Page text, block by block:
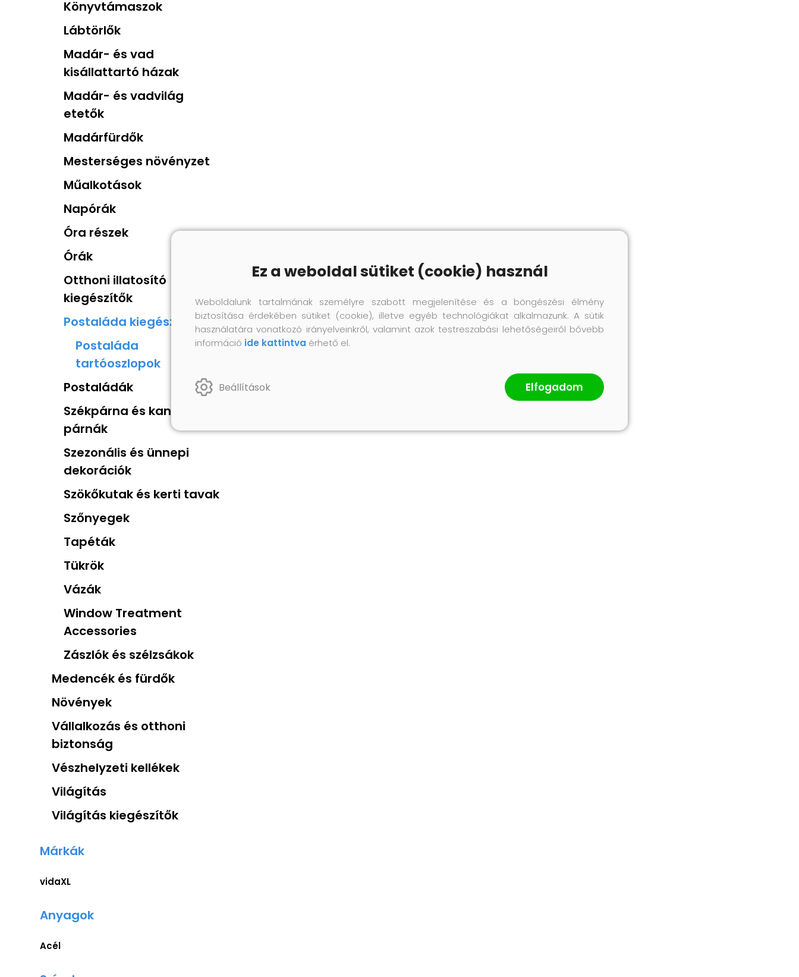
Könyvtámaszok
Lábtörlők
Madár- és vad
kisállattartó házak
Madár- és vadvilág
etetők
Madárfürdők
Mesterséges növényzet
Műalkotások
Napórák
Óra részek
Órák
Otthoni illatosító
kiegészítők
Postaláda kiegészítők
Postaláda
tartóoszlopok
Postaládák
Székpárna és kanapé
párnák
Szezonális és ünnepi
dekorációk
Szökőkutak és kerti tavak
Szőnyegek
Tapéták
Tükrök
Vázák
Window Treatment
Accessories
Zászlók és szélzsákok
Medencék és fürdők
Növények
Vállalkozás és otthoni
biztonság
Vészhelyzeti kellékek
Világítás
Világítás kiegészítők
Márkák
vidaXL
Anyagok
Acél
Ez a weboldal sütiket (cookie) használ
Weboldalunk tartalmának személyre szabott megjelenítése és a böngészési élmény
biztosítása érdekében sütiket (cookie), illetve egyéb technológiákat alkalmazunk. A sütik
használatára vonatkozó irányelveinkről, valamint azok testreszabási lehetőségeiről bővebb
információ ide kattintva érhető el.
Beállítások Elfogadom